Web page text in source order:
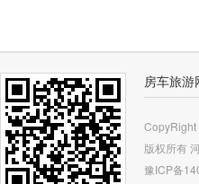
房车旅游
版权所有
豫ICP备